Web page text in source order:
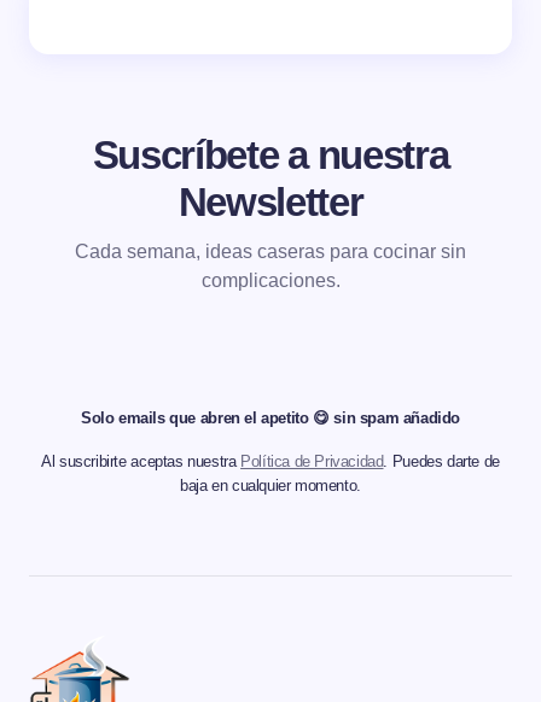
Suscríbete a nuestra
Newsletter
Cada semana, ideas caseras para cocinar sin
complicaciones.
Solo emails que abren el apetito 😋 sin spam añadido
Al suscribirte aceptas nuestra Política de Privacidad. Puedes darte de
baja en cualquier momento.